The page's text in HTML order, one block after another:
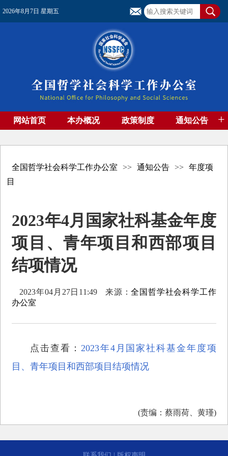
2026年8月7日 星期五
网站首页 本办概况 政策制度 通知公告 +
全国哲学社会科学工作办公室 >> 通知公告 >>
年度项
目
2023年4月国家社科基金年度
项目、青年项目和西部项目
结项情况
2023年04月27日11:49 来源：全国哲学社会科学工作
办公室
点击查看： 2023年4月国家社科基金年度项
目、青年项目和西部项目结项情况
(责编：蔡雨荷、黄瑾)